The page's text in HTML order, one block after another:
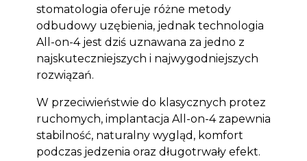
stomatologia oferuje różne metody
odbudowy uzębienia, jednak technologia
All-on-4 jest dziś uznawana za jedno z
najskuteczniejszych i najwygodniejszych
rozwiązań.
W przeciwieństwie do klasycznych protez
ruchomych, implantacja All-on-4 zapewnia
stabilność, naturalny wygląd, komfort
podczas jedzenia oraz długotrwały efekt.